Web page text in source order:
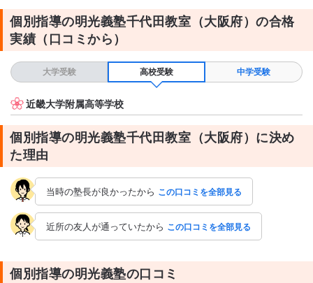
1〜2時間
授業の形式・流れ・雰囲気
子供に無理なく、飽きさせず。とても良かった。 先に宿題のチェ
ックをし、できなかった所を再度考えたり、わからない理由を探
り、それをもう一度自分で解く。 その問題に近いプリントをくだ
さり、確認のためにもう一度解く。 その後は学校の授業で気にな
った箇所などを聞いてくださり、特に無ければテキストを解き、
それの解説をしてくれた。
テキスト・教材について
明光義塾のテキストはあまり使わせなかった。 持ち込みにさせて
頂いた。
個別指導の明光義塾千代田教室（大阪府）の合格
実績（口コミから）
大学受験 高校受験 中学受験
近畿大学附属高等学校
個別指導の明光義塾千代田教室（大阪府）に決め
た理由
当時の塾長が良かったから この口コミを全部見る
近所の友人が通っていたから この口コミを全部見る
個別指導の明光義塾の口コミ